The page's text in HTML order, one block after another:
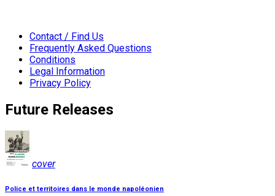
Contact / Find Us
Frequently Asked Questions
Conditions
Legal Information
Privacy Policy
Future Releases
cover
Police et territoires dans le monde napoléonien